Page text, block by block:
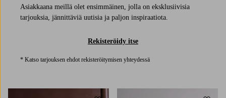
Asiakkaana meillä olet ensimmäinen, jolla on eksklusiivisia
tarjouksia, jännittäviä uutisia ja paljon inspiraatiota.
Rekisteröidy itse
* Katso tarjouksen ehdot rekisteröitymisen yhteydessä